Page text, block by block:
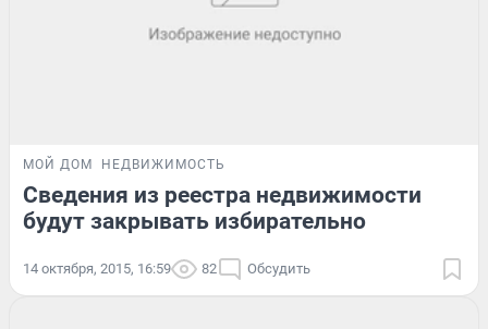
МОЙ ДОМ НЕДВИЖИМОСТЬ
Сведения из реестра недвижимости
будут закрывать избирательно
14 октября, 2015, 16:59 82 Обсудить